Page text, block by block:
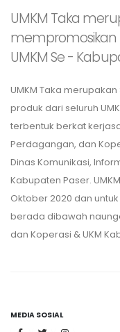
UMKM Taka
mempromosikan
UMKM Se -
UMKM Taka
produk dari seluruh
terbentuk berkat
Perdagangan, dan
Dinas Komunikasi,
Kabupaten Paser.
Oktober 2020 dan
berada dibawah
dan Koperasi & UKM
MEDIA SOSIAL